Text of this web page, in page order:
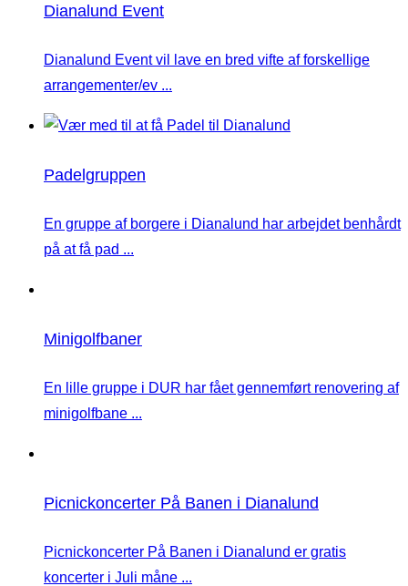
Dianalund Event
Dianalund Event vil lave en bred vifte af forskellige
arrangementer/ev ...
Padelgruppen
En gruppe af borgere i Dianalund har arbejdet benhårdt
på at få pad ...
Minigolfbaner
En lille gruppe i DUR har fået gennemført renovering af
minigolfbane ...
Picnickoncerter På Banen i Dianalund
Picnickoncerter På Banen i Dianalund er gratis
koncerter i Juli måne ...